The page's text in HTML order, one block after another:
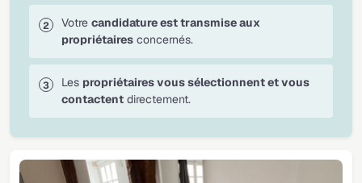
Votre candidature est transmise aux
propriétaires concernés.
Les propriétaires vous sélectionnent et vous
contactent directement.